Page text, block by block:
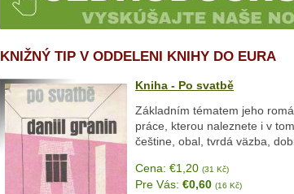
KNIŽNÝ TIP V ODDELENI KNIHY DO EURA
Kniha - Po svatbě
Základním tématem jeho
práce, kterou naleznete i v
češtine, obal, tvrdá väzba,
Cena: €1,20 (31 Kč)
Pre Vás: €0,60 (16 Kč)